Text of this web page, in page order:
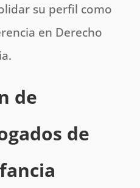
su perfil como
en Derecho
de
de